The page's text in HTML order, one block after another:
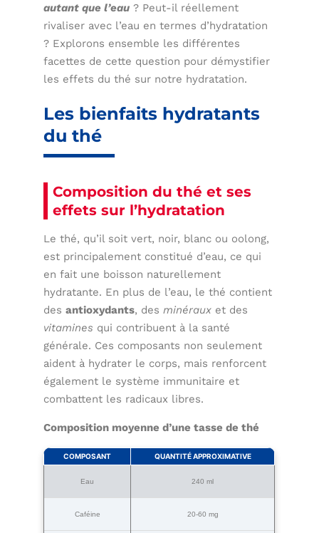
autant que l’eau ? Peut-il réellement
rivaliser avec l’eau en termes d’hydratation
? Explorons ensemble les différentes
facettes de cette question pour démystifier
les effets du thé sur notre hydratation.
Les bienfaits hydratants
du thé
Composition du thé et ses
effets sur l’hydratation
Le thé, qu’il soit vert, noir, blanc ou oolong,
est principalement constitué d’eau, ce qui
en fait une boisson naturellement
hydratante. En plus de l’eau, le thé contient
desantioxydants, desminéraux et des
vitamines qui contribuent à la santé
générale. Ces composants non seulement
aident à hydrater le corps, mais renforcent
également le système immunitaire et
combattent les radicaux libres.
Composition moyenne d’une tasse de thé
COMPOSANT QUANTITÉ APPROXIMATIVE
Eau 240 ml
Caféine 20-60 mg